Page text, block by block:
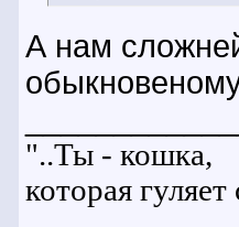
А нам
"..Ты - кошка,
которая